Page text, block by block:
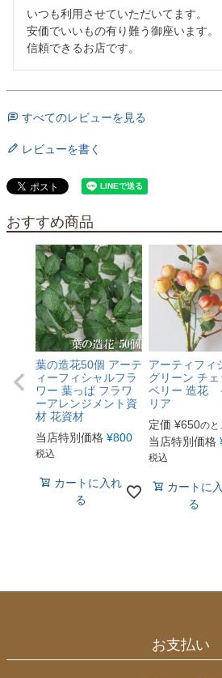
いつも利用させていただいてます。
安価でいいもの有り難う御座います。
信頼できるお店です。
すべてのレビューを見る
レビューを書く
おすすめ商品
葉の造花50個 アーテ
ィーフィシャルフラ
ワー 葉っぱ フラワ
ーアレンジメント資
材 花資材
当店特別価格 ¥800
税込
カートに入れ
る
アーティフィ
グリーン チェ
ベリー 造花
リア
定価 ¥650のと
当店特別価格
税込
カートに
る
お支払い